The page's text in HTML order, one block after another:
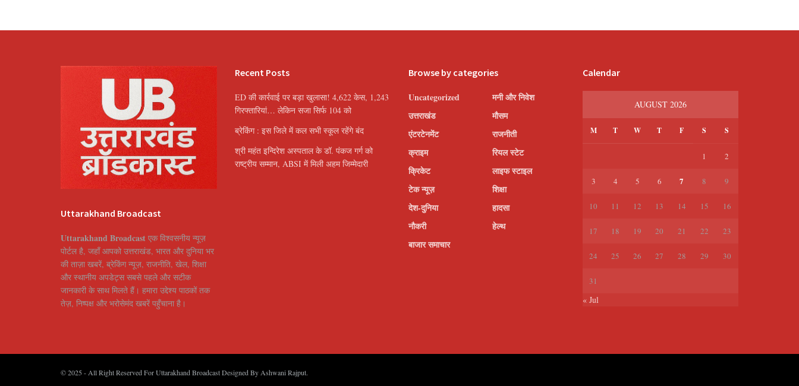
Uttarakhand Broadcast
Uttarakhand Broadcast एक विश्वसनीय न्यूज़
पोर्टल है, जहाँ आपको उत्तराखंड, भारत और दुनिया भर
की ताज़ा खबरें, ब्रेकिंग न्यूज़, राजनीति, खेल, शिक्षा
और स्थानीय अपडेट्स सबसे पहले और सटीक
जानकारी के साथ मिलते हैं। हमारा उद्देश्य पाठकों तक
तेज़, निष्पक्ष और भरोसेमंद खबरें पहुँचाना है।
Recent Posts
ED की कार्रवाई पर बड़ा खुलासा! 4,622 केस, 1,243
गिरफ्तारियां… लेकिन सजा सिर्फ 104 को
ब्रेकिंग : इस जिले में कल सभी स्कूल रहेंगे बंद
श्री महंत इन्दिरेश अस्पताल के डॉ. पंकज गर्ग को
राष्ट्रीय सम्मान, ABSI में मिली अहम जिम्मेदारी
Browse by categories
Uncategorized
उत्तराखंड
एंटरटेनमेंट
क्राइम
क्रिकेट
टेक न्यूज़
देश-दुनिया
नौकरी
बाजार समाचार
मनी और निवेश
मौसम
राजनीती
रियल स्टेट
लाइफ स्टाइल
शिक्षा
हादसा
हेल्थ
Calendar
AUGUST 2026
M T W T F S S
1 2
3 4 5 6 7 8 9
10 11 12 13 14 15 16
17 18 19 20 21 22 23
24 25 26 27 28 29 30
31
« Jul
© 2025 - All Right Reserved For Uttarakhand Broadcast Designed By Ashwani Rajput.